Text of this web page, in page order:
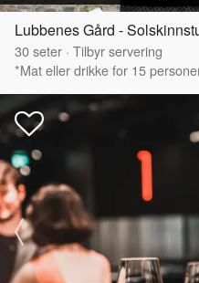
Lubbenes Gård -
30seter · Tilbyr servering
*Mat eller drikke for 15